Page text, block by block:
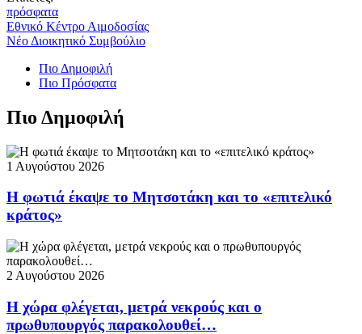
πρόσφατα
Εθνικό Κέντρο Αιμοδοσίας
Νέο Διοικητικό Συμβούλιο
Πιο Δημοφιλή
Πιο Πρόσφατα
Πιο Δημοφιλή
1 Αυγούστου 2026
Η φωτιά έκαψε το Μητσοτάκη και το «επιτελικό
κράτος»
2 Αυγούστου 2026
Η χώρα φλέγεται, μετρά νεκρούς και ο
πρωθυπουργός παρακολουθεί…